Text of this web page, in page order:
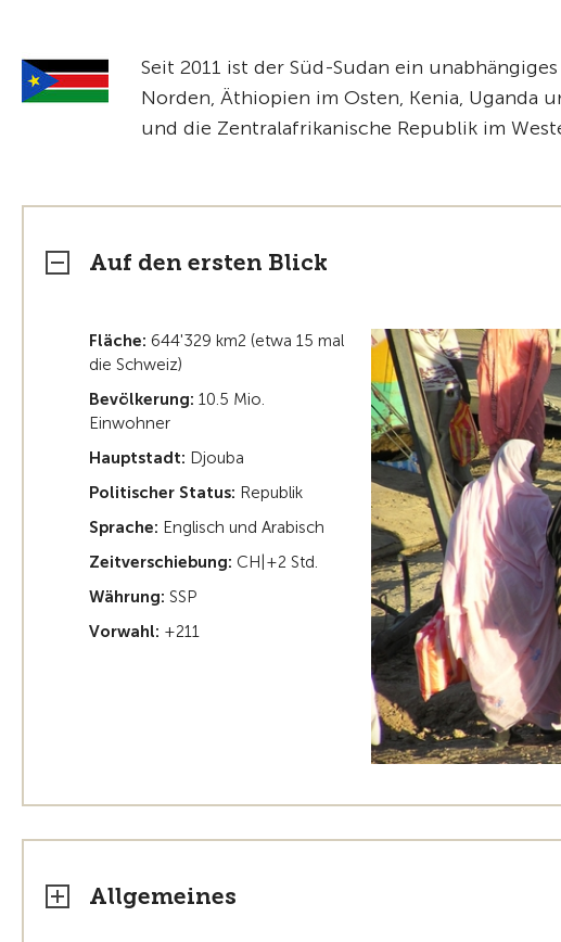
Seit 2011 ist der Süd-Sudan ein
Norden, Äthiopien im Osten, Kenia, Uganda
und die Zentralafrikanische Republik im
Auf den ersten Blick
Fläche: 644'329 km2 (etwa 15 mal
die Schweiz)
Bevölkerung: 10.5 Mio.
Einwohner
Hauptstadt: Djouba
Politischer Status: Republik
Sprache: Englisch und Arabisch
Zeitverschiebung: CH|+2 Std.
Währung: SSP
Vorwahl: +211
Allgemeines